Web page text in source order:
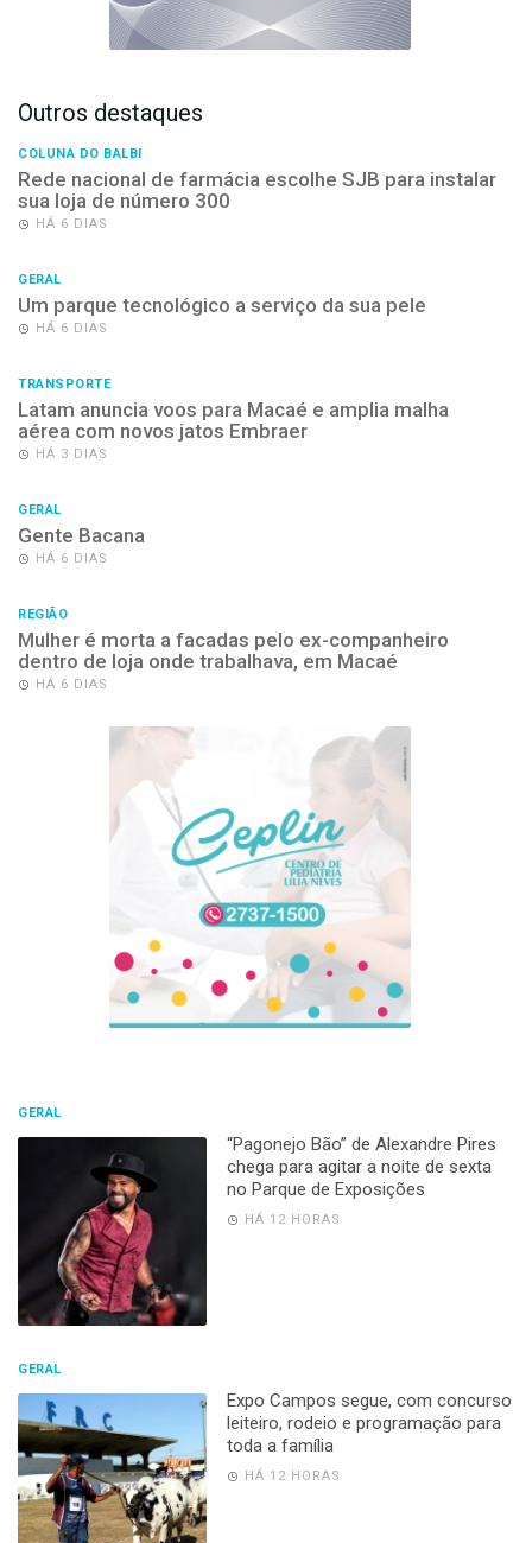
Outros destaques
COLUNA DO BALBI
Rede nacional de farmácia escolhe SJB para instalar
sua loja de número 300
HÁ 6 DIAS
GERAL
Um parque tecnológico a serviço da sua pele
HÁ 6 DIAS
TRANSPORTE
Latam anuncia voos para Macaé e amplia malha
aérea com novos jatos Embraer
HÁ 3 DIAS
GERAL
Gente Bacana
HÁ 6 DIAS
REGIÃO
Mulher é morta a facadas pelo ex-companheiro
dentro de loja onde trabalhava, em Macaé
HÁ 6 DIAS
GERAL
“Pagonejo Bão” de Alexandre Pires
chega para agitar a noite de sexta
no Parque de Exposições
HÁ 12 HORAS
GERAL
Expo Campos segue, com concurso
leiteiro, rodeio e programação para
toda a família
HÁ 12 HORAS